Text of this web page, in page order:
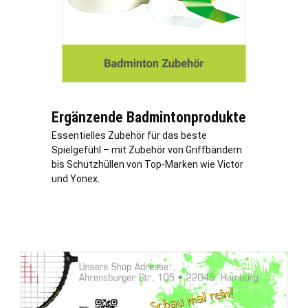
Ergänzende Badmintonprodukte
Essentielles Zubehör für das beste
Spielgefühl – mit Zubehör von Griffbändern
bis Schutzhüllen von Top-Marken wie Victor
und Yonex.